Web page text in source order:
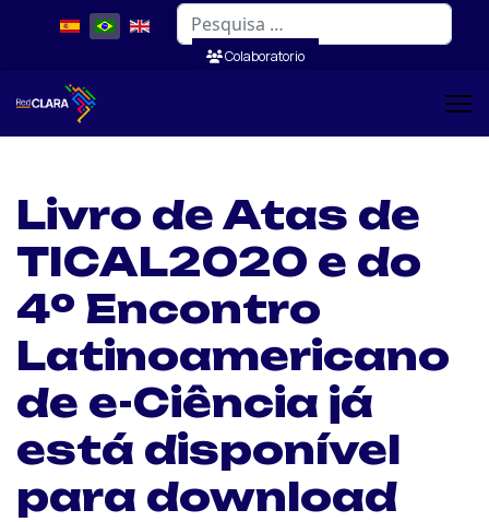
Pesquisar
Colaboratorio
Livro de Atas de
TICAL2020 e do
4º Encontro
Latinoamericano
de e-Ciência já
está disponível
para download